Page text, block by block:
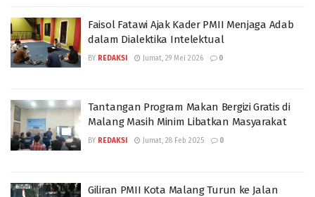
Faisol Fatawi Ajak Kader PMII Menjaga Adab
dalam Dialektika Intelektual
BY REDAKSI Jumat, 29 Mei 2026 0
Tantangan Program Makan Bergizi Gratis di
Malang Masih Minim Libatkan Masyarakat
BY REDAKSI Jumat, 28 Feb 2025 0
Giliran PMII Kota Malang Turun ke Jalan